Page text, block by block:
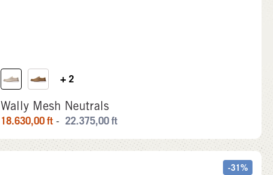
+ 2
Wally Mesh Neutrals
18.630,00ft - 22.375,00ft
-31%